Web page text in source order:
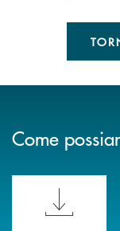
Come
Scopri le